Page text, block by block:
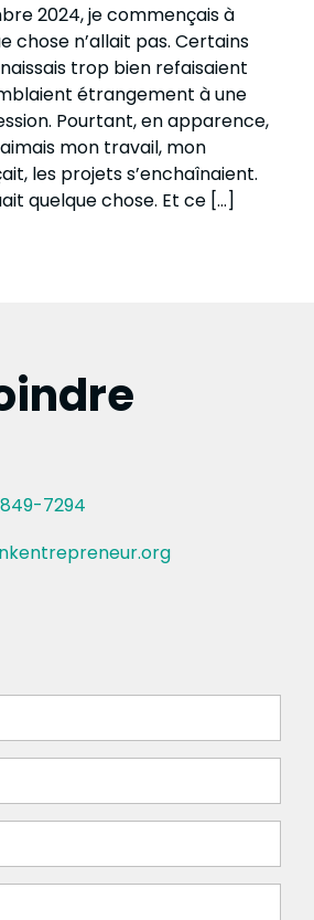
2024, je commençais à
chose n’allait pas. Certains
trop bien refaisaient
étrangement à une
Pourtant, en apparence,
mon travail, mon
les projets s’enchaînaient.
quelque chose. Et ce […]
849-7294